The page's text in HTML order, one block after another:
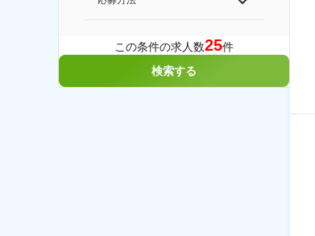
この条件の求人数25件
検索する